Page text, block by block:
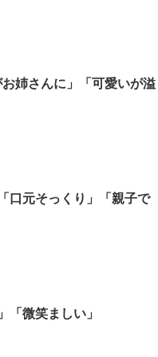
姉さんに」「可愛いが溢
口元そっくり」「親子で
微笑ましい」